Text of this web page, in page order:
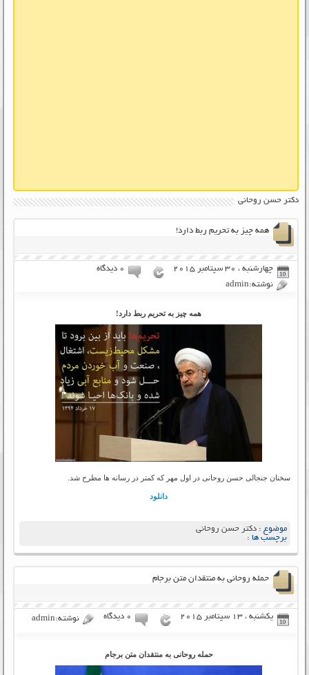
دکتر حسن روحانی
همه چیز به تحریم ربط دارد!
چهارشنبه ، 30 سپتامبر 2015
۰ دیدگاه
نوشته:admin
همه چیز به تحریم ربط دارد!
سخنان جنجالی حسن روحانی در اول مهر که کمتر در رسانه ها مطرح شد.
دانلود
موضوع :دکتر حسن روحانی
برچسب ها :
حمله روحانی به منتقدان متن برجام
یکشنبه ، 13 سپتامبر 2015 ۰ دیدگاه نوشته:admin
حمله روحانی به منتقدان متن برجام